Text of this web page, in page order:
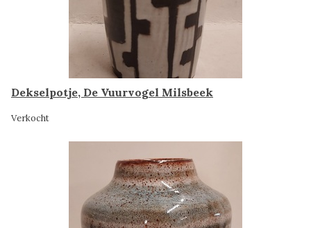
Dekselpotje, De Vuurvogel Milsbeek
Verkocht